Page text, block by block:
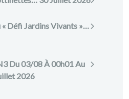
Défi Jardins Vivants »…
Du 03/08 À 00h01 Au
2026